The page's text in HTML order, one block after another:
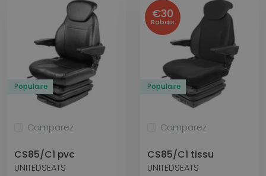
Populaire
Comparez
CS85/C1 pvc
UNITEDSEATS
Populaire
Comparez
€30
Rabais
CS85/C1 tissu
UNITEDSEATS